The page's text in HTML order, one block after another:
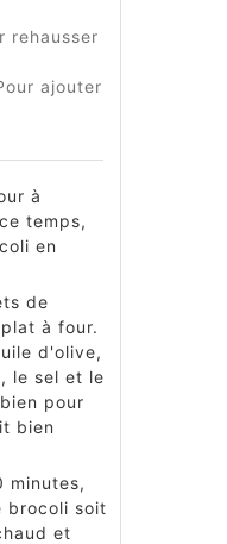
rehausser
ajouter
à
temps,
en
de
à four.
d'olive,
le sel et le
pour
bien
minutes,
brocoli soit
et